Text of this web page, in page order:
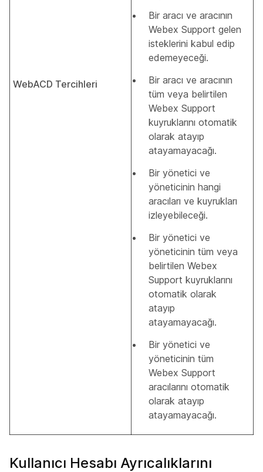
WebACD Tercihleri
Bir aracı ve aracının
Webex Support gelen
isteklerini kabul edip
edemeyeceği.
Bir aracı ve aracının
tüm veya belirtilen
Webex Support
kuyruklarını otomatik
olarak atayıp
atayamayacağı.
Bir yönetici ve
yöneticinin hangi
aracıları ve kuyrukları
izleyebileceği.
Bir yönetici ve
yöneticinin tüm veya
belirtilen Webex
Support kuyruklarını
otomatik olarak
atayıp
atayamayacağı.
Bir yönetici ve
yöneticinin tüm
Webex Support
aracılarını otomatik
olarak atayıp
atayamayacağı.
Kullanıcı Hesabı Ayrıcalıklarını